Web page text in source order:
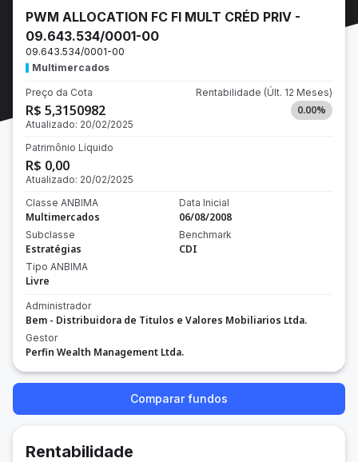
PWM ALLOCATION FC FI MULT CRÉD PRIV -
09.643.534/0001-00
09.643.534/0001-00
Multimercados
Preço da Cota
R$ 5,3150982
Atualizado: 20/02/2025
Rentabilidade (Últ. 12 Meses)
0.00%
Patrimônio Líquido
R$ 0,00
Atualizado: 20/02/2025
Classe ANBIMA
Multimercados
Subclasse
Estratégias
Tipo ANBIMA
Livre
Data Inicial
06/08/2008
Benchmark
CDI
Administrador
Bem - Distribuidora de Titulos e Valores Mobiliarios Ltda.
Gestor
Perfin Wealth Management Ltda.
Comparar fundos
Rentabilidade